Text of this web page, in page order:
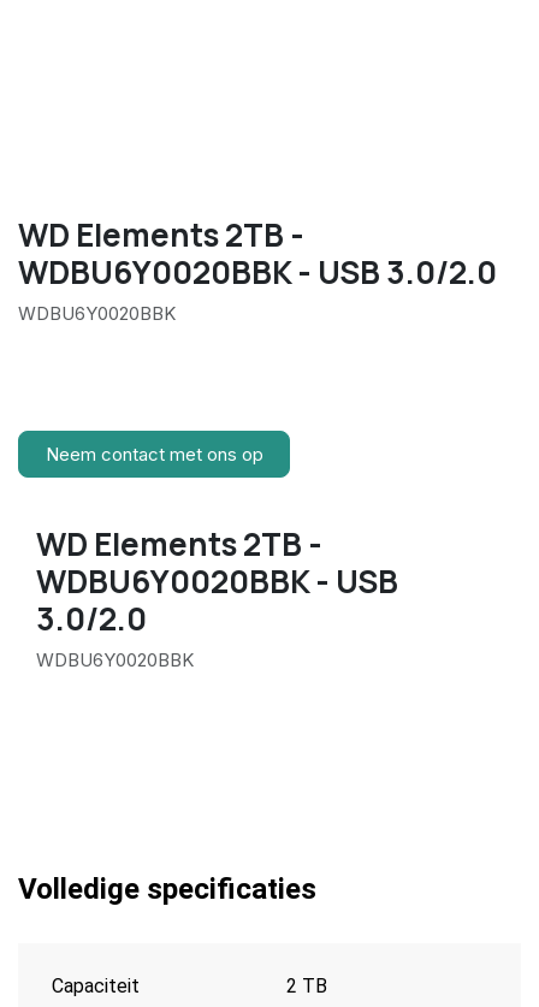
WD Elements 2TB -
WDBU6Y0020BBK - USB 3.0/2.0
WDBU6Y0020BBK
Neem contact met ons op
WD Elements 2TB -
WDBU6Y0020BBK - USB
3.0/2.0
WDBU6Y0020BBK
Volledige specificaties
Capaciteit 2 TB